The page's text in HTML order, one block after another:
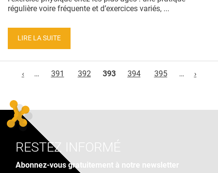
régulière voire fréquente et d’exercices variés, ...
LIRE LA SUITE
‹
… 391 392 393 394 395 … ›
RESTEZ INFORMÉ
Abonnez-vous gratuitement à notre newsletter